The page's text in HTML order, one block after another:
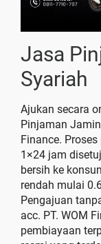
Jasa
Syariah
Ajukan secara
Pinjaman
Finance.
1×24 jam
bersih ke
rendah mulai
Pengajuan
acc. PT. WOM
pembiayaan